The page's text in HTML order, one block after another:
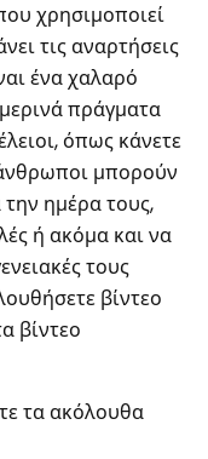
χρησιμοποιεί
τις αναρτήσεις
ένα χαλαρό
πράγματα
όπως κάνετε
μπορούν
ημέρα τους,
ή ακόμα και να
τους
βίντεο
βίντεο
τα ακόλουθα